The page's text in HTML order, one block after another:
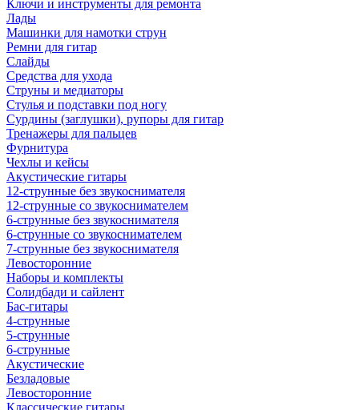
Ключи и инструменты для ремонта
Лады
Машинки для намотки струн
Ремни для гитар
Слайды
Средства для ухода
Струны и медиаторы
Стулья и подставки под ногу
Сурдины (заглушки), рупоры для гитар
Тренажеры для пальцев
Фурнитура
Чехлы и кейсы
Акустические гитары
12-струнные без звукоснимателя
12-струнные со звукоснимателем
6-струнные без звукоснимателя
6-струнные со звукоснимателем
7-струнные без звукоснимателя
Левосторонние
Наборы и комплекты
Солидбади и сайлент
Бас-гитары
4-струнные
5-струнные
6-струнные
Акустические
Безладовые
Левосторонние
Классические гитары